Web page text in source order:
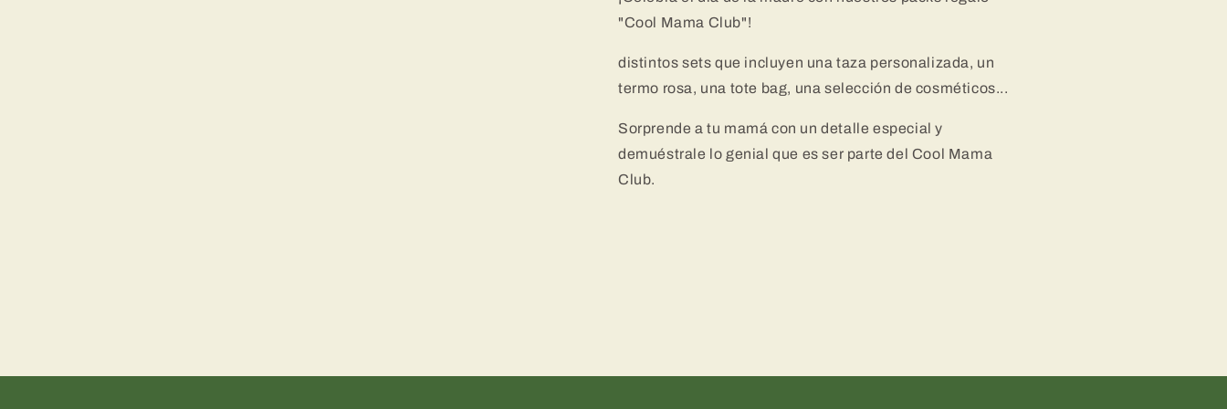
Detalle
Especial
Frase
Cool
Club
Detalle
Especial
Frase
Cool
Club
"Cool Mama Club"!
distintos sets que incluyen una taza personalizada, un
termo rosa, una tote bag, una selección de cosméticos...
Sorprende a tu mamá con un detalle especial y
demuéstrale lo genial que es ser parte del Cool Mama
Club.